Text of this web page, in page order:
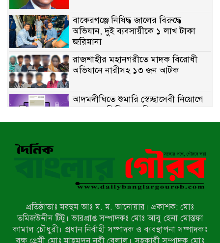
বাকেরগঞ্জে নিষিদ্ধ জালের বিরুদ্ধে
অভিযান, দুই ব্যবসায়ীকে ১ লাখ টাকা
জরিমানা
রাজশাহীর মহানগরীতে মাদক বিরোধী
অভিযানে নারীসহ ১৩ জন আটক
আদমদীঘিতে শুমারি স্বেচ্ছাসেবী নিয়োগে
যোগ্যতার ভিত্তিতে তালিকা প্রকাশ;
নির্বাচিতদের আ.লীগ ট্যাগে প্রচারণা
নেওয়ার হুমকি দিলেন দোড়া মাদরাসার
পরিচয় দেওয়া সভাপতি
উখিয়ায় বিজিবির অভিযানে ৪০ হাজার
ইয়াবাসহ যুবক আটক
পোরশায় ৭ মাসে ১৯ জনের অপমৃত্যু,
শীর্ষে আত্মহত্যা
প্রতিষ্ঠাতাঃ মরহুম আঃ ম. ম. আনোয়ার। প্রকাশক: মোঃ
তমিজউদ্দীন টিটু। ভারপ্রাপ্ত সম্পাদকঃ মোঃ আবু হেনা মোস্তফা
কামাল চৌধুরী। প্রধান নির্বাহী সম্পাদক ও ব্যবস্থাপনা সম্পাদকঃ
বৃক্ষ প্রেমী মোঃ মাহমুদুন নবী বেলাল। সহকারী সম্পাদক মোঃ